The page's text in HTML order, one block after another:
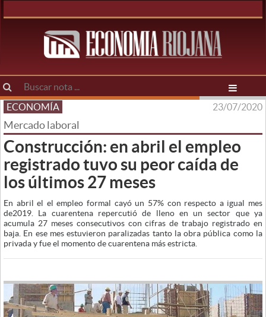
ECONOMÍA 23/07/2020
Mercado laboral
Construcción: en abril el empleo
registrado tuvo su peor caída de
los últimos 27 meses
En abril el el empleo formal cayó un 57% con respecto a igual mes
de2019. La cuarentena repercutió de lleno en un sector que ya
acumula 27 meses consecutivos con cifras de trabajo registrado en
baja. En ese mes estuvieron paralizadas tanto la obra pública como la
privada y fue el momento de cuarentena más estricta.